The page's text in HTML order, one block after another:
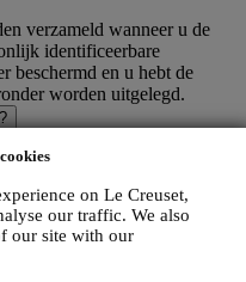
on Le Creuset,
our traffic. We also
our site with our
verzameld wanneer u de
identificeerbare
beschermd en u hebt de
worden uitgelegd.
Le Creuset BENELUX NV
van ons te
van de
Group, die als